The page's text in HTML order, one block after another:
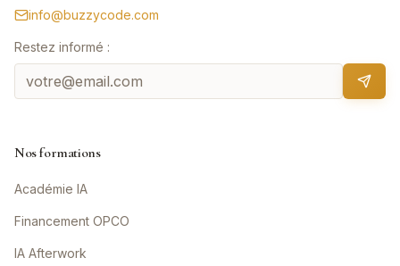
info@buzzycode.com
Restez informé :
Nos formations
Académie IA
Financement OPCO
IA Afterwork